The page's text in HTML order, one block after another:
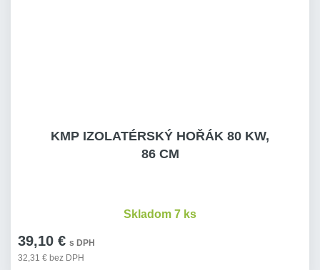
KMP IZOLATÉRSKÝ HOŘÁK 80 KW,
86 CM
39,10 € s DPH
32,31 € bez DPH
Skladom 7 ks